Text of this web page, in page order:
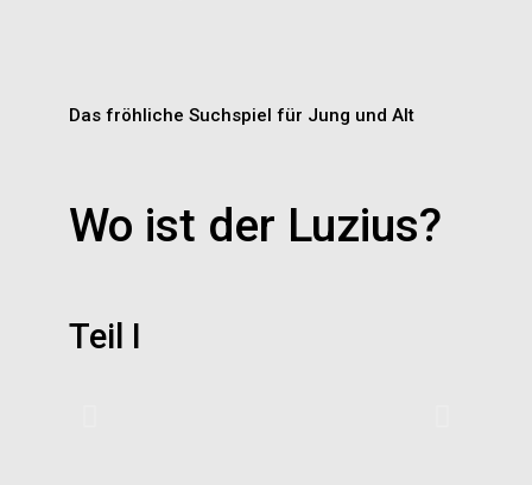
Das fröhliche Suchspiel für Jung und Alt
Wo ist der Luzius?
Teil I